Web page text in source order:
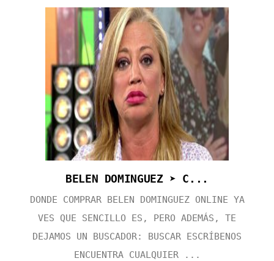
BELEN DOMINGUEZ ➤ C...
DONDE COMPRAR BELEN DOMINGUEZ ONLINE YA
VES QUE SENCILLO ES, PERO ADEMÁS, TE
DEJAMOS UN BUSCADOR: BUSCAR ESCRÍBENOS
ENCUENTRA CUALQUIER ...